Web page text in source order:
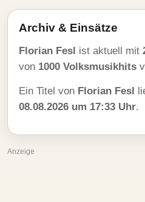
Archiv & Einsätze
Florian Fesl ist aktuell mit
von 1000 Volksmusikhits
Ein Titel von Florian Fesl
08.08.2026 um 17:33 Uhr.
Anzeige